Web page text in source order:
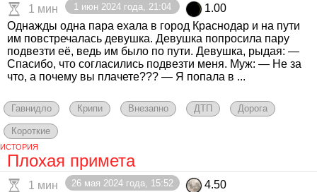
1 мин 1 июн 2024 года, 21:04
1.00
Однажды одна пара ехала в город Краснодар и на пути
им повстречалась девушка. Девушка попросила пару
подвезти её, ведь им было по пути. Девушка, рыдая: —
Спасибо, что согласились подвезти меня. Муж: — Не за
что, а почему вы плачете??? — Я попала в ...
Гавнидло Крипи Внезапно ДТП Дорога
Короткие
ИСТОРИЯ
Плохая примета
1 мин 26 мая 2024 года, 15:52
4.50